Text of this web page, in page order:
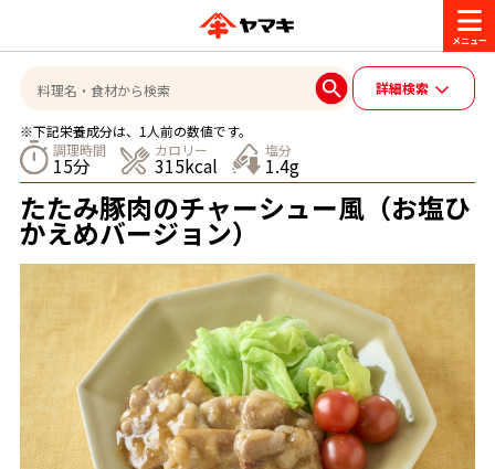
商品情報
ブランド一覧
ヤマキ『めんつゆ』 ヤマキ 割烹白だし
レシピ
おいしいレシピを探す
おいしいレシピトップ
主食レシピ
主菜レシピ
かつお節・だしを楽しむ
かつお節・だしを知る
だしの取り方
かつお節の削り方
企業・採用情報
企業情報
- 百年対話
お問い合わせ
ヤマキお客様相談室
オンラインショップ
詳細検索
※下記栄養成分は、1人前の数値です。
調理時間
15分
カロリー
315kcal
塩分
1.4g
たたみ豚肉のチャーシュー風（お塩ひ
かえめバージョン）